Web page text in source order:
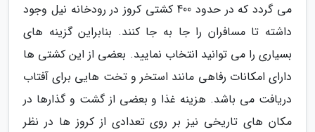
می گردد که در حدود 400 کشتی کروز در رودخانه نیل وجود
داشته تا مسافران را جا به جا کنند. بنابراین گزینه های
بسیاری را می توانید انتخاب نمایید. بعضی از این کشتی ها
دارای امکانات رفاهی مانند استخر و تخت هایی برای آفتاب
دریافت می باشد. هزینه غذا و بعضی از گشت و گذارها در
مکان های تاریخی نیز بر روی تعدادی از کروز ها در نظر